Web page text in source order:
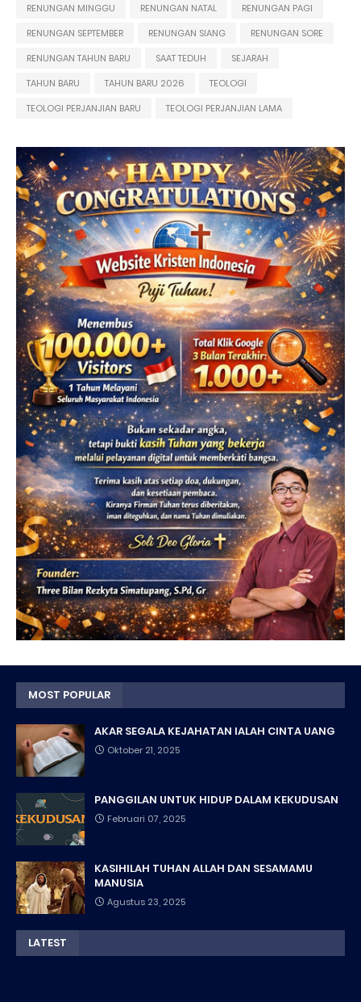
RENUNGAN MINGGU
RENUNGAN NATAL
RENUNGAN PAGI
RENUNGAN SEPTEMBER
RENUNGAN SIANG
RENUNGAN SORE
RENUNGAN TAHUN BARU
SAAT TEDUH
SEJARAH
TAHUN BARU
TAHUN BARU 2026
TEOLOGI
TEOLOGI PERJANJIAN BARU
TEOLOGI PERJANJIAN LAMA
MOST POPULAR
AKAR SEGALA KEJAHATAN IALAH CINTA UANG
Oktober 21, 2025
PANGGILAN UNTUK HIDUP DALAM KEKUDUSAN
Februari 07, 2025
KASIHILAH TUHAN ALLAH DAN SESAMAMU
MANUSIA
Agustus 23, 2025
LATEST